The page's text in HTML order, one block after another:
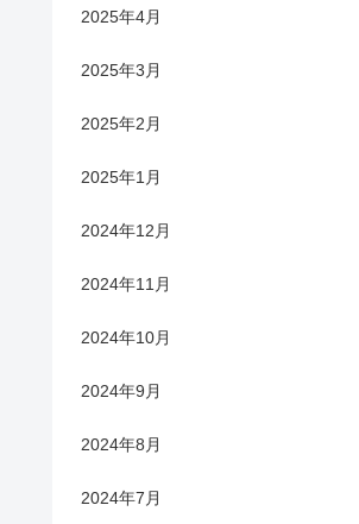
2025年4月
2025年3月
2025年2月
2025年1月
2024年12月
2024年11月
2024年10月
2024年9月
2024年8月
2024年7月